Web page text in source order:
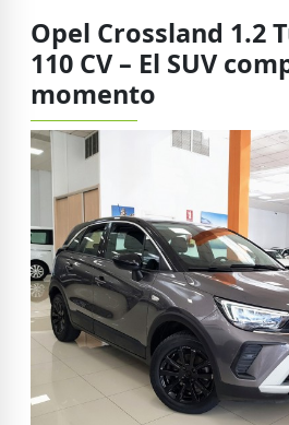
Opel Crossland 1.2
110 CV – El SUV
momento